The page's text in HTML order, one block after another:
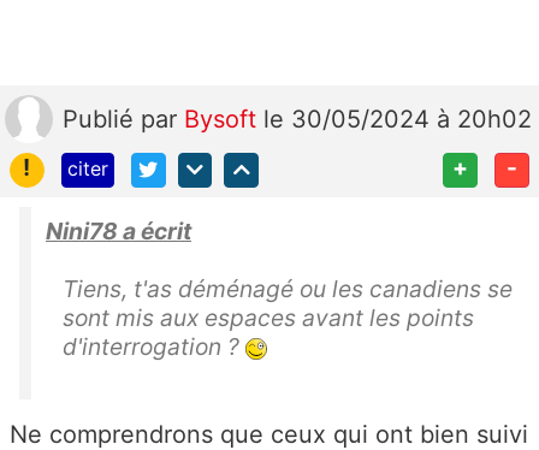
Publié par Bysoft le 30/05/2024 à 20h02
!
citer + -
Nini78 a écrit
Tiens, t'as déménagé ou les canadiens se
sont mis aux espaces avant les points
d'interrogation ?
Ne comprendrons que ceux qui ont bien suivi